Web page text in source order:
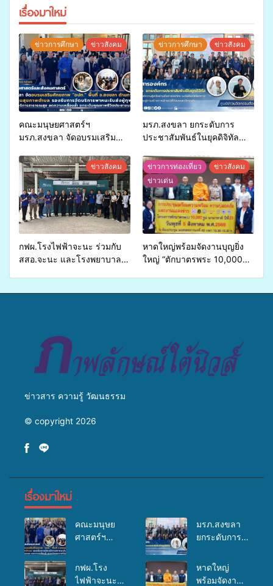
เรื่องมาใหม่
ข่าวการศึกษา ข่าวสังคม
คณะมนุษยศาสตร์ฯ
มรภ.สงขลา จัดอบรมเสริม
จ่ายงบกองทุนสุขภาพตำบล
รองรับการจัดบริการพาหนะรับ
ส่งผู้ทุพพลภาพเพื่อเข้ารับ
บริการสาธารณสุข ลดความ
เหลื่อมล้ำ ยกระดับคุณภาพ
ชีวิตประชาชนอย่างยั่งยืน
ข่าวการศึกษา ข่าวสังคม
มรภ.สงขลา ยกระดับการ
ประชาสัมพันธ์ในยุคดิจิทัล
ข่ายสื่อสารองค์กร ระดมสมอง
วางแนวทางการทำงาน ปูทาง
สู่การสร้างภาพลักษณ์ที่ดีของ
มหาวิทยาลัย
ข่าวสังคม
กฟผ.โรงไฟฟ้าจะนะ ร่วมกับ
สสอ.จะนะ และโรงพยาบาล
ข่าวการท่องเที่ยว
ข่าวสังคม
ข่าวเด่น
หาดใหญ่พร้อมจัดงานบุญยิ่ง
ใหญ่ “ตักบาตรพระ 10,000
ข่าวสาร ความรู้ วัฒนธรรม
© copyright 2026
เรื่องมาใหม่
คณะมนุษย
ศาสตร์ฯ
จัดอบรมเสริม
ศักยภาพ
มรภ.สงขลา
ยกระดับการ
ในยุคดิจิทัล
เปิดเวทีเสริม
กฟผ.โรง
ไฟฟ้าจะนะ
หาดใหญ่
พร้อมจัดงาน